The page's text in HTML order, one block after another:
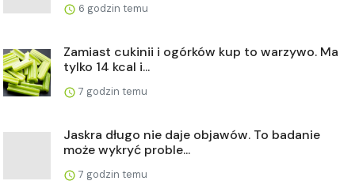
6 godzin temu
Zamiast cukinii i ogórków kup to warzywo. Ma
tylko 14 kcal i...
7 godzin temu
Jaskra długo nie daje objawów. To badanie
może wykryć proble...
7 godzin temu